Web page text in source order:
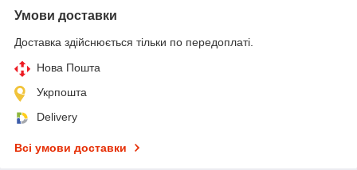
Умови доставки
Доставка здійснюється тільки по передоплаті.
Нова Пошта
Укрпошта
Delivery
Всі умови доставки